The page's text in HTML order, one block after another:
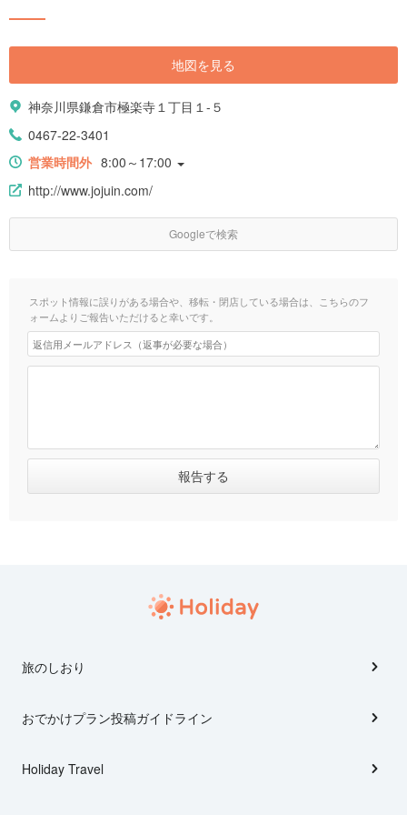
地図を見る
神奈川県鎌倉市極楽寺１丁目１-５
0467-22-3401
営業時間外 8:00～17:00
http://www.jojuin.com/
Googleで検索
スポット情報に誤りがある場合や、移転・閉店している場合は、こちらのフ
ォームよりご報告いただけると幸いです。
旅のしおり
おでかけプラン投稿ガイドライン
Holiday Travel